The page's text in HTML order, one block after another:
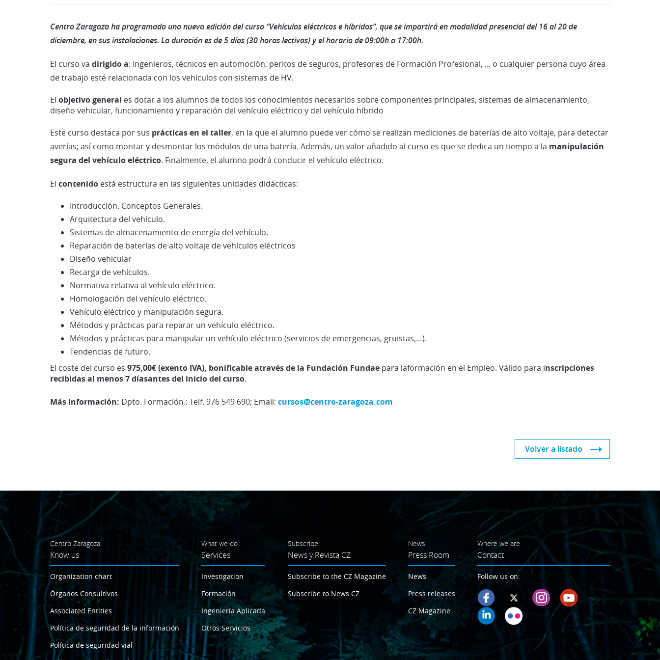
Centro Zaragoza ha programado una nueva edición del curso “Vehículos eléctricos e híbridos”, que se impartirá en modalidad presencial del 16 al 20 de
diciembre, en sus instalaciones. La duración es de 5 días (30 horas lectivas) y el horario de 09:00h a 17:00h.
El curso va dirigido a: Ingenieros, técnicos en automoción, peritos de seguros, profesores de Formación Profesional, ... o cualquier persona cuyo área
de trabajo esté relacionada con los vehículos con sistemas de HV.
El objetivo general es dotar a los alumnos de todos los conocimientos necesarios sobre componentes principales, sistemas de almacenamiento,
diseño vehicular, funcionamiento y reparación del vehículo eléctrico y del vehículo híbrido
Este curso destaca por sus prácticas en el taller, en la que el alumno puede ver cómo se realizan mediciones de baterías de alto voltaje, para detectar
averías; así como montar y desmontar los módulos de una batería. Además, un valor añadido al curso es que se dedica un tiempo a la manipulación
segura del vehículo eléctrico. Finalmente, el alumno podrá conducir el vehículo eléctrico.
El contenido está estructura en las siguientes unidades didácticas:
Introducción. Conceptos Generales.
Arquitectura del vehículo.
Sistemas de almacenamiento de energía del vehículo.
Reparación de baterías de alto voltaje de vehículos eléctricos
Diseño vehicular
Recarga de vehículos.
Normativa relativa al vehículo eléctrico.
Homologación del vehículo eléctrico.
Vehículo eléctrico y manipulación segura.
Métodos y prácticas para reparar un vehículo eléctrico.
Métodos y prácticas para manipular un vehículo eléctrico (servicios de emergencias, gruistas,…).
Tendencias de futuro.
El coste del curso es 975,00€ (exento IVA), bonificable através de la Fundación Fundae para laformación en el Empleo. Válido para inscripciones
recibidas al menos 7 díasantes del inicio del curso.
Más información: Dpto. Formación.: Telf. 976 549 690; Email: cursos@centro-zaragoza.com
Volver a listado
Centro Zaragoza
Know us
Organization chart
Órganos Consultivos
Associated Entities
Política de seguridad de la información
Política de seguridad vial
What we do
Services
Investigation
Formación
Ingeniería Aplicada
Otros Servicios
Subscribe
News y Revista CZ
Subscribe to the CZ Magazine
Subscribe to News CZ
News
Press Room
News
Press releases
CZ Magazine
Where we are
Contact
Follow us on: